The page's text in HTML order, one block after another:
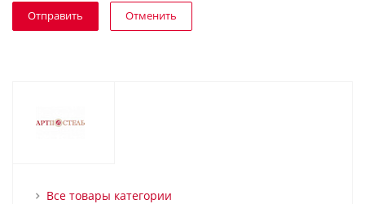
Отменить
Все товары категории